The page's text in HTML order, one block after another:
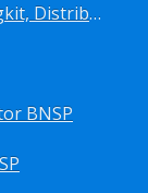
Sertifikasi Teknisi Sistim Pembangkit, Distribusi, Utilitas BNSP
BNSP